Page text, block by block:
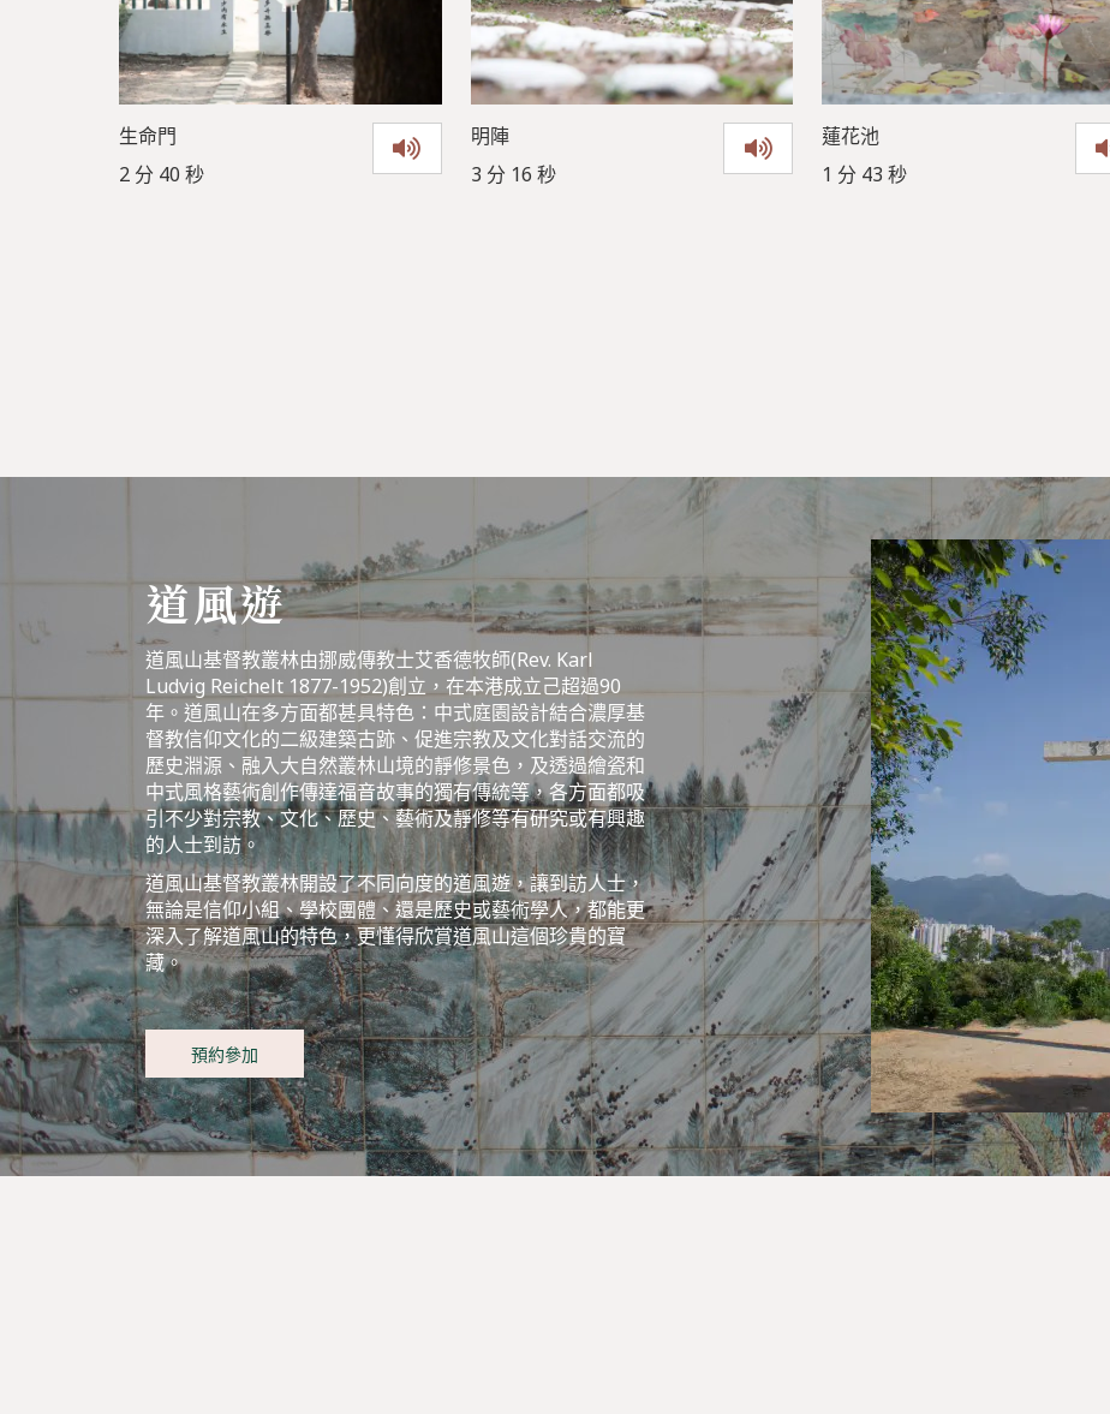
生命門
2 分 40 秒
明陣
3 分 16 秒
蓮花池
1 分 43 秒
道風遊
道風山基督教叢林由挪威傳教士艾香德牧師(Rev. Karl
Ludvig Reichelt 1877-1952)創立，在本港成立己超過90
年。道風山在多方面都甚具特色：中式庭園設計結合濃厚基
督教信仰文化的二級建築古跡、促進宗教及文化對話交流的
歷史淵源、融入大自然叢林山境的靜修景色，及透過繪瓷和
中式風格藝術創作傳達福音故事的獨有傳統等，各方面都吸
引不少對宗教、文化、歷史、藝術及靜修等有研究或有興趣
的人士到訪。
道風山基督教叢林開設了不同向度的道風遊，讓到訪人士，
無論是信仰小組、學校團體、還是歷史或藝術學人，都能更
深入了解道風山的特色，更懂得欣賞道風山這個珍貴的寶
藏。
預約參加